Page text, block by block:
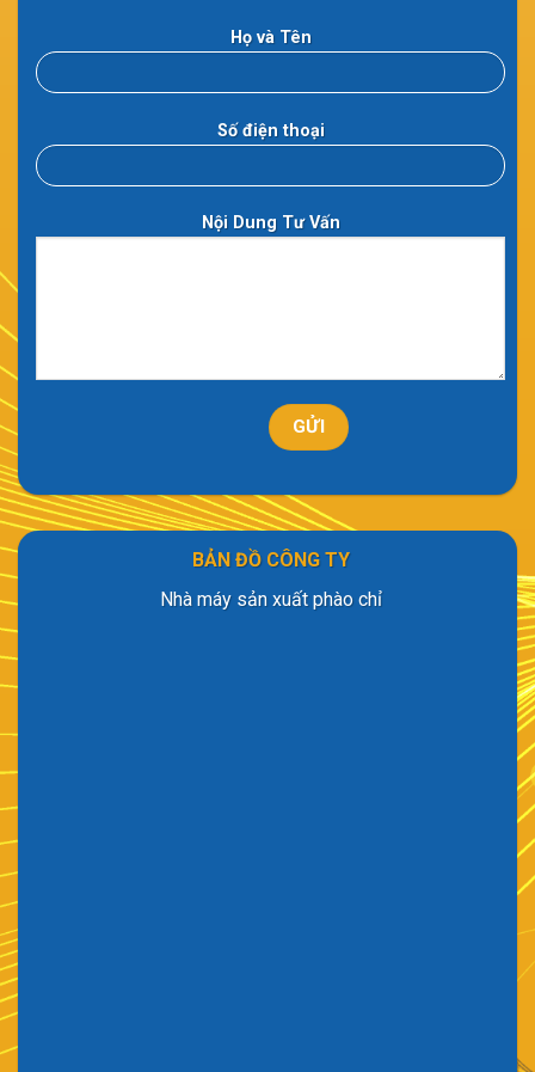
Họ và Tên
Số điện thoại
Nội Dung Tư Vấn
BẢN ĐỒ CÔNG TY
Nhà máy sản xuất phào chỉ